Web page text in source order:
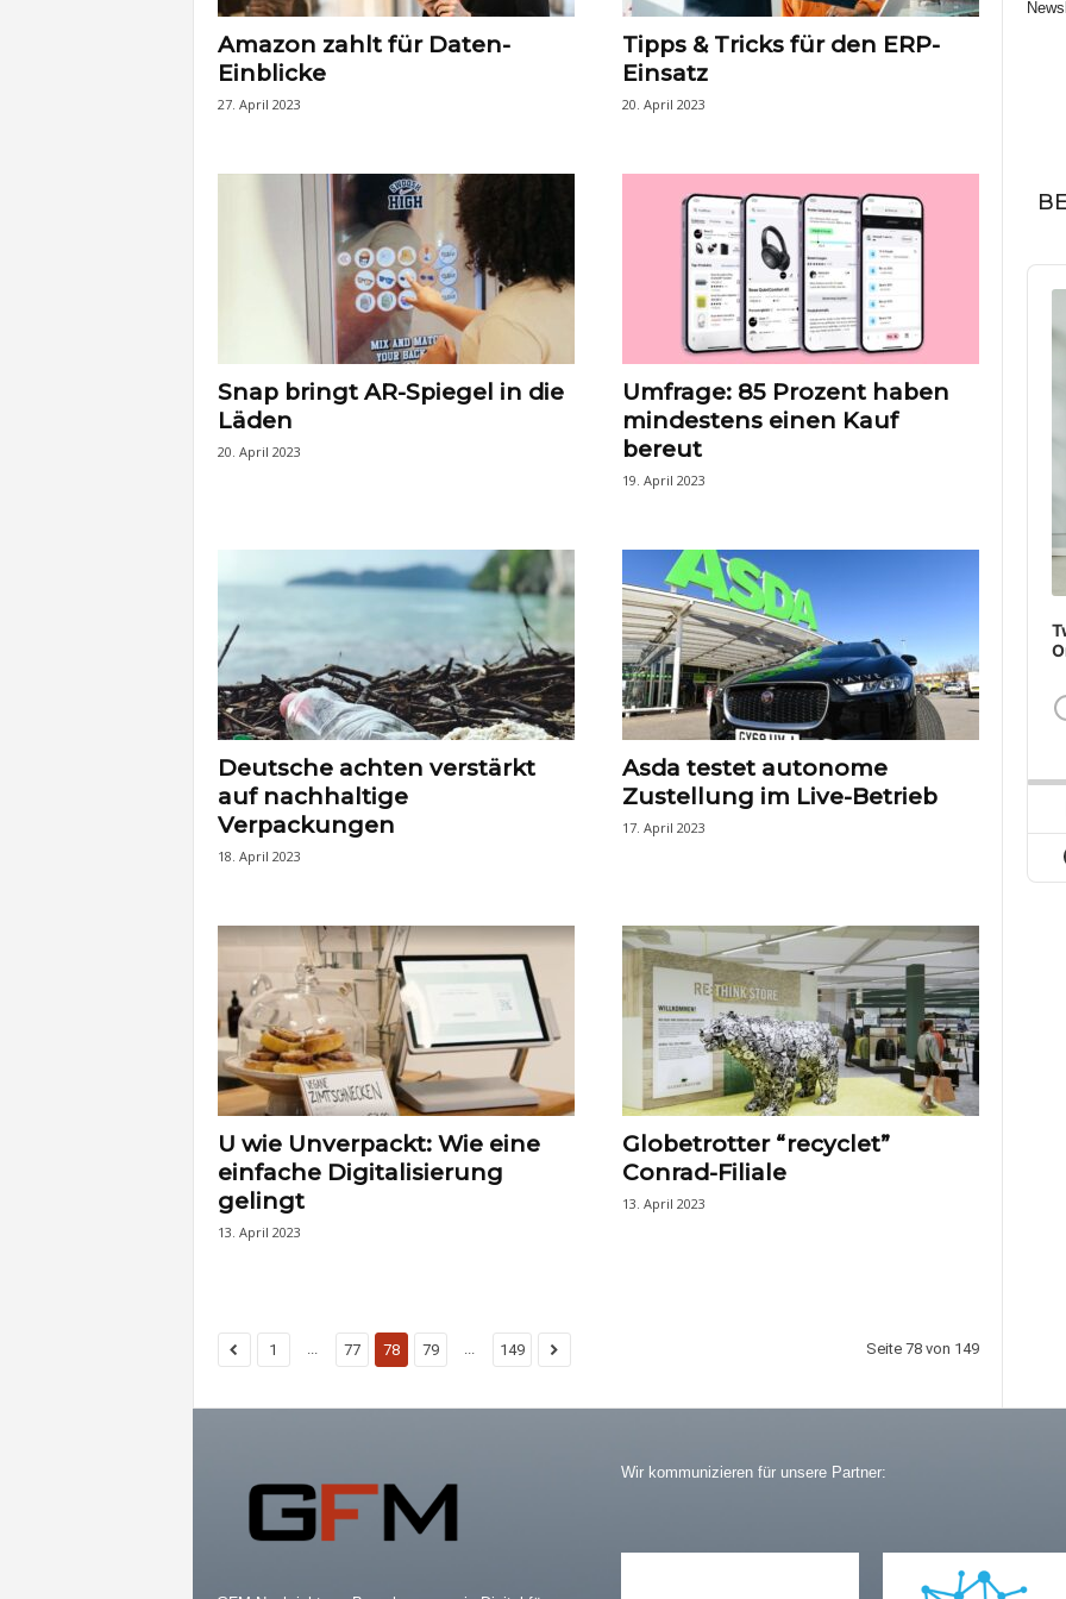
Amazon zahlt für Daten-
Einblicke
27. April 2023
Tipps & Tricks für den ERP-
Einsatz
20. April 2023
Snap bringt AR-Spiegel in die
Läden
20. April 2023
Umfrage: 85 Prozent haben
mindestens einen Kauf
bereut
19. April 2023
Deutsche achten verstärkt
auf nachhaltige
Verpackungen
18. April 2023
Asda testet autonome
Zustellung im Live-Betrieb
17. April 2023
U wie Unverpackt: Wie eine
einfache Digitalisierung
gelingt
13. April 2023
Globetrotter “recyclet”
Conrad-Filiale
13. April 2023
1 77 78 79 149 Seite 78 von 149
Audio
Wir kommunizieren für unsere Partner: